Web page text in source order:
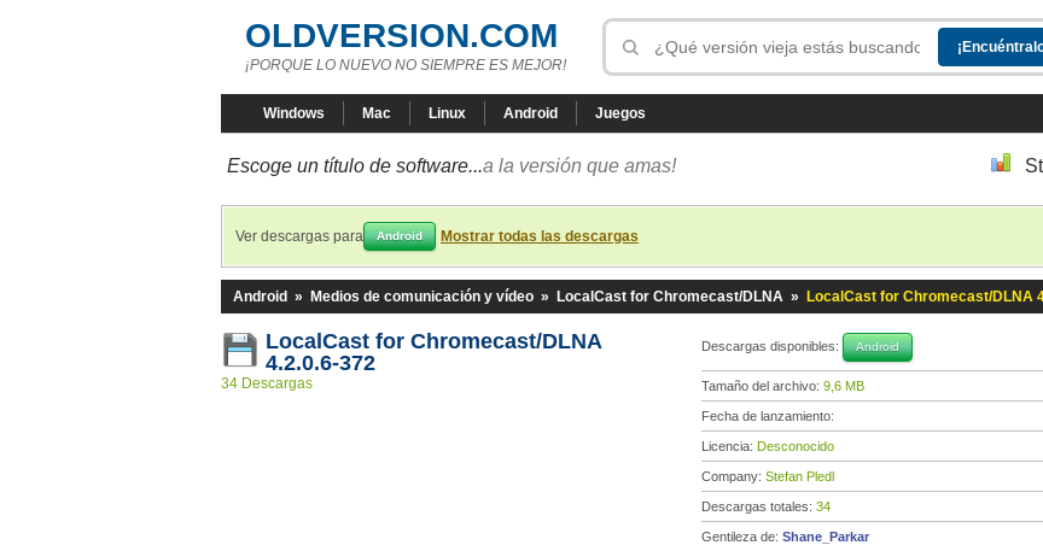
OLDVERSION.COM
¡PORQUE LO NUEVO NO SIEMPRE ES MEJOR!
Windows Mac Linux Android Juegos
Escoge un título de software...a la versión que amas!
Ver descargas para Android Mostrar todas las descargas
Android » Medios de comunicación y vídeo » LocalCast for Chromecast/DLNA » LocalCast for Chromecast/DLNA
LocalCast for Chromecast/DLNA
4.2.0.6-372
34 Descargas
Descargas disponibles: Android
Tamaño del archivo: 9,6 MB
Fecha de lanzamiento:
Licencia: Desconocido
Company: Stefan Pledl
Descargas totales: 34
Gentileza de: Shane_Parkar